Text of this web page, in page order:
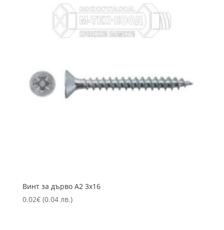
Винт за дърво А2 3х16
0.02€ (0.04 лв.)